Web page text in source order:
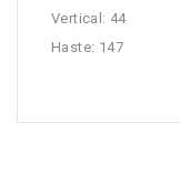
Vertical: 44
Haste: 147